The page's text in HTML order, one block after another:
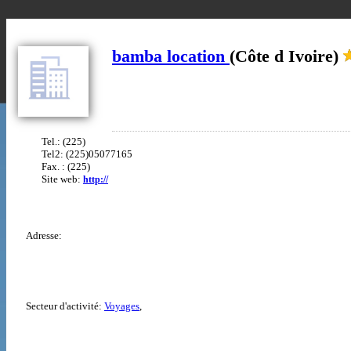
bamba location (Côte d Ivoire)
Tel.: (225)
Tel2: (225)05077165
Fax. : (225)
Site web: http://
Adresse:
Secteur d'activité: Voyages,